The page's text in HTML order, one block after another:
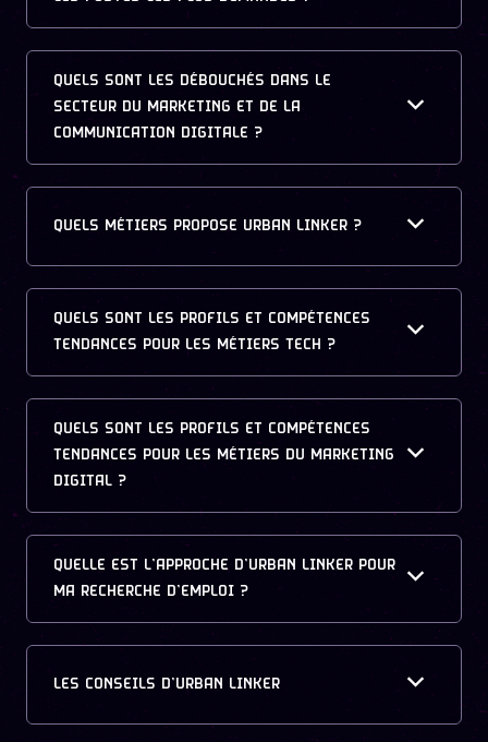
QUELS SONT LES DÉBOUCHÉS DANS LE
SECTEUR DU MARKETING ET DE LA
COMMUNICATION DIGITALE ?
QUELS MÉTIERS PROPOSE URBAN LINKER ?
QUELS SONT LES PROFILS ET COMPÉTENCES
TENDANCES POUR LES MÉTIERS TECH ?
QUELS SONT LES PROFILS ET COMPÉTENCES
TENDANCES POUR LES MÉTIERS DU MARKETING
DIGITAL ?
QUELLE EST L’APPROCHE D’URBAN LINKER POUR
MA RECHERCHE D’EMPLOI ?
LES CONSEILS D’URBAN LINKER